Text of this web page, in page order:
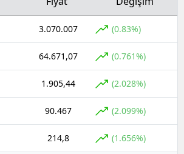
Bayburt
Karaman
Kırıkkale
Batman
Şırnak
Bartın
3.070.007 (0.83%)
64.671,07 (0.761%)
1.905,44 (2.028%)
90.467 (2.099%)
214,8 (1.656%)